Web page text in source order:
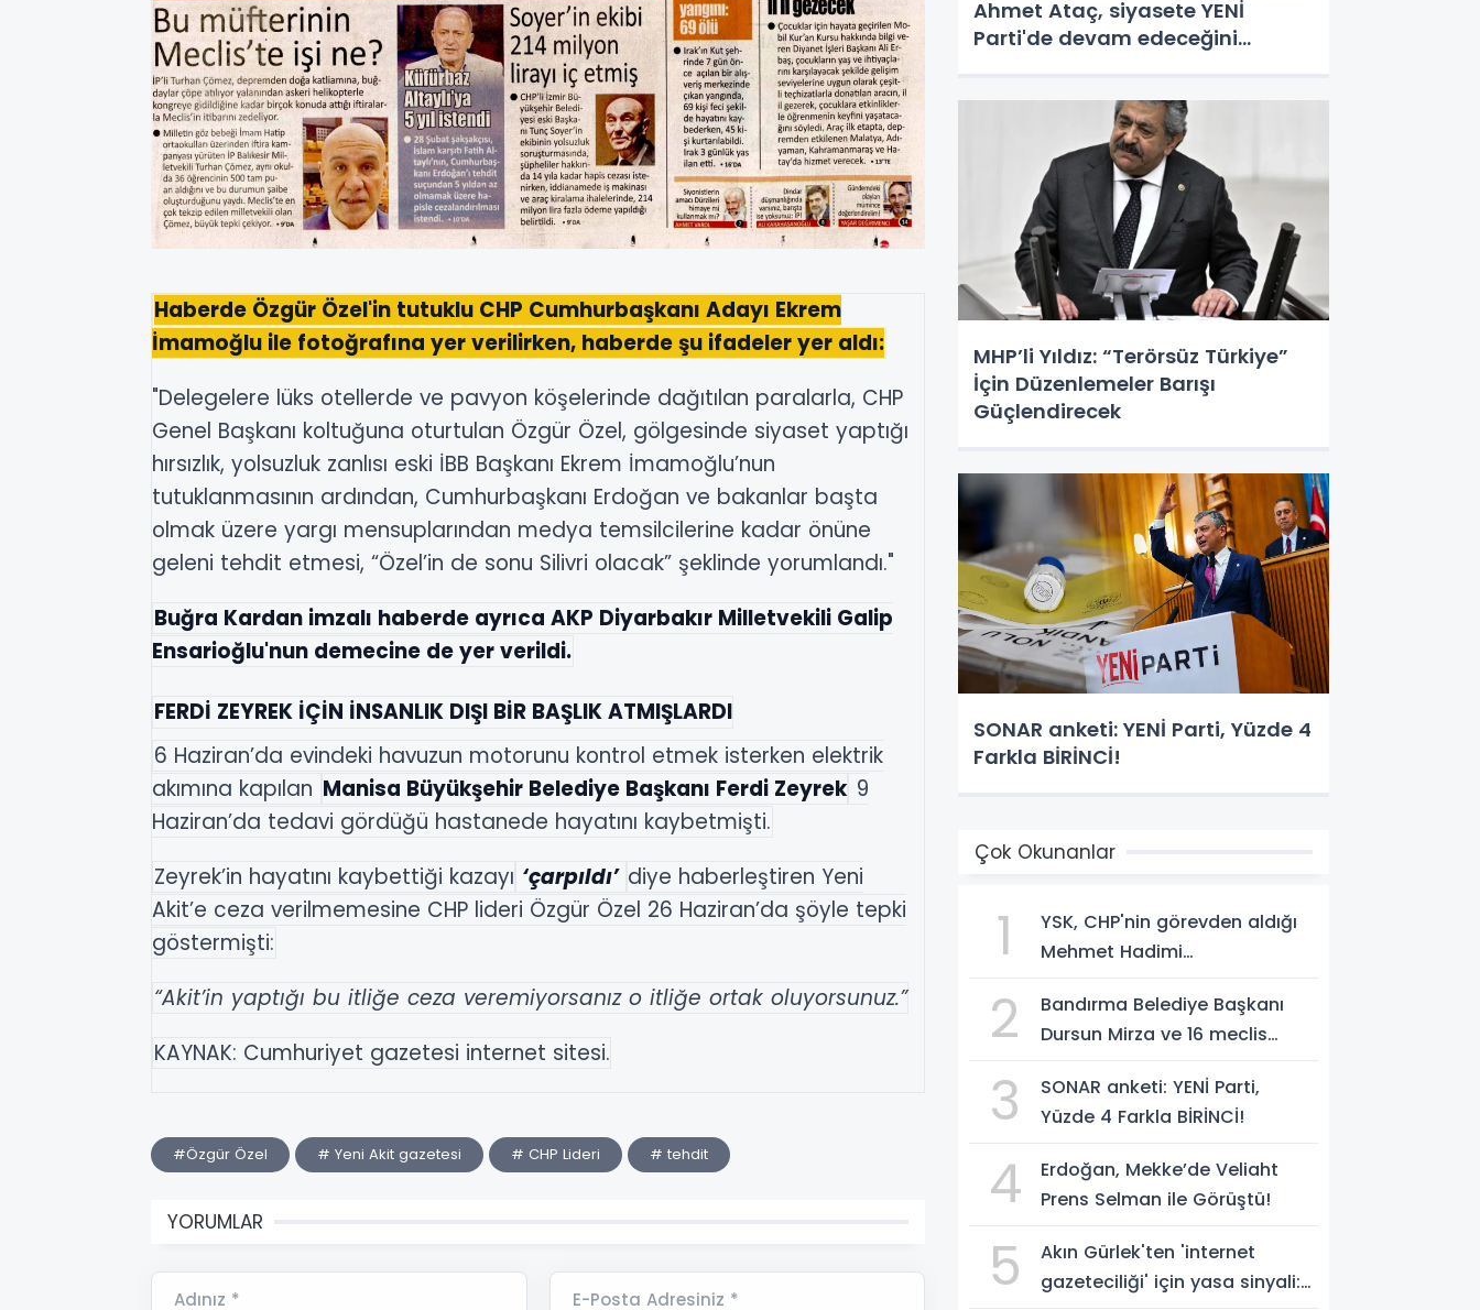
Haberde Özgür Özel'in tutuklu CHP Cumhurbaşkanı Adayı Ekrem
İmamoğlu ile fotoğrafına yer verilirken, haberde şu ifadeler yer aldı:
"Delegelere lüks otellerde ve pavyon köşelerinde dağıtılan paralarla, CHP
Genel Başkanı koltuğuna oturtulan Özgür Özel, gölgesinde siyaset yaptığı
hırsızlık, yolsuzluk zanlısı eski İBB Başkanı Ekrem İmamoğlu’nun
tutuklanmasının ardından, Cumhurbaşkanı Erdoğan ve bakanlar başta
olmak üzere yargı mensuplarından medya temsilcilerine kadar önüne
geleni tehdit etmesi, “Özel’in de sonu Silivri olacak” şeklinde yorumlandı."
Buğra Kardan imzalı haberde ayrıca AKP Diyarbakır Milletvekili Galip
Ensarioğlu'nun demecine de yer verildi.
FERDİ ZEYREK İÇİN İNSANLIK DIŞI BİR BAŞLIK ATMIŞLARDI
6 Haziran’da evindeki havuzun motorunu kontrol etmek isterken elektrik
akımına kapılan Manisa Büyükşehir Belediye Başkanı Ferdi Zeyrek 9
Haziran’da tedavi gördüğü hastanede hayatını kaybetmişti.
Zeyrek’in hayatını kaybettiği kazayı ‘çarpıldı’ diye haberleştiren Yeni
Akit’e ceza verilmemesine CHP lideri Özgür Özel 26 Haziran’da şöyle tepki
göstermişti:
“Akit’in yaptığı bu itliğe ceza veremiyorsanız o itliğe ortak oluyorsunuz.”
KAYNAK: Cumhuriyet gazetesi internet sitesi.
#Özgür Özel # Yeni Akit gazetesi # CHP Lideri # tehdit
YORUMLAR
Adınız * E-Posta Adresiniz *
Ahmet Ataç, siyasete YENİ
Parti'de devam edeceğini
MHP’li Yıldız: “Terörsüz Türkiye”
İçin Düzenlemeler Barışı
Güçlendirecek
SONAR anketi: YENİ Parti, Yüzde 4
Farkla BİRİNCİ!
Çok Okunanlar
1
YSK, CHP'nin görevden aldığı
Mehmet Hadimi
temsilcisi olarak atadı!
2
Bandırma Belediye Başkanı
Dursun Mirza ve 16 meclis
geçti!
3
SONAR anketi: YENİ Parti,
Yüzde 4 Farkla BİRİNCİ!
4
Erdoğan, Mekke’de Veliaht
Prens Selman ile Görüştü!
5
Akın Gürlek'ten 'internet
gazeteciliği' için yasa sinyali: